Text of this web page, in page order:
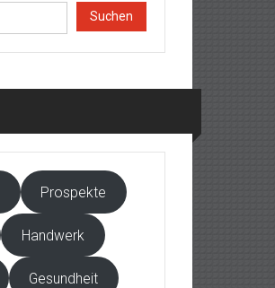
Suchen
Prospekte
Handwerk
Gesundheit